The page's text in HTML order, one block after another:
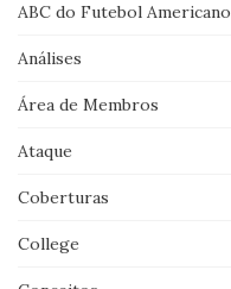
ABC do Futebol Americano
Análises
Área de Membros
Ataque
Coberturas
College